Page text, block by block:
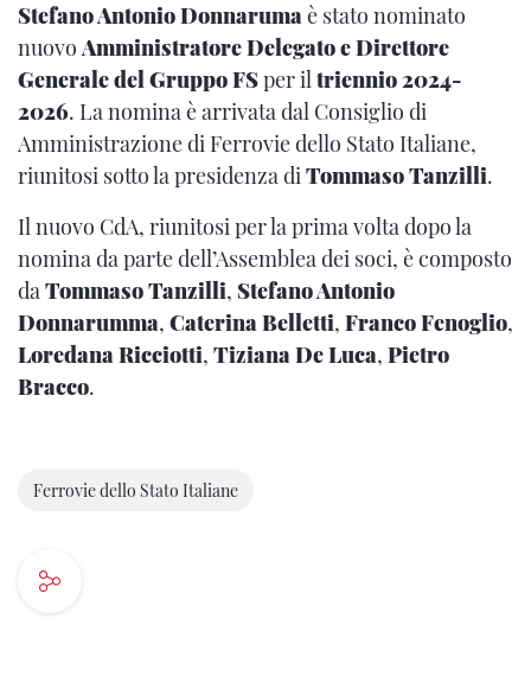
Stefano Antonio Donnarumaè stato nominato
nuovoAmministratore Delegato e Direttore
Generaledel Gruppo FSper iltriennio 2024-
2026. La nomina è arrivata dal Consiglio di
Amministrazione di Ferrovie dello Stato Italiane,
riunitosi sotto la presidenza diTommaso Tanzilli.
Il nuovo CdA, riunitosi per la prima volta dopo la
nomina da parte dell’Assemblea dei soci, è composto
daTommaso Tanzilli, Stefano Antonio
Donnarumma, Caterina Belletti, Franco Fenoglio,
Loredana Ricciotti, Tiziana De Luca, Pietro
Bracco.
Ferrovie dello Stato Italiane